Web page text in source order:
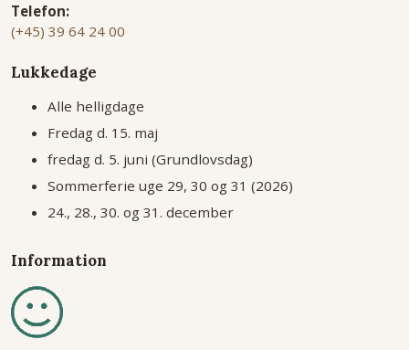
Telefon:
(+45) 39 64 24 00
Lukkedage
Alle helligdage
Fredag d. 15. maj
fredag d. 5. juni (Grundlovsdag)
Sommerferie uge 29, 30 og 31 (2026)
24., 28., 30. og 31. december
Information